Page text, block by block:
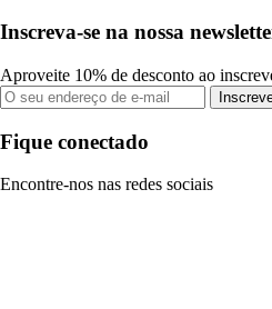
Inscreva-se na nossa
Aproveite 10% de desconto ao
Fique conectado
Encontre-nos nas redes sociais